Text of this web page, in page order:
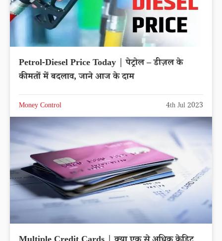
Petrol-Diesel Price Today | पेट्रोल – डीज़ल के
कीमतों में बदलाव, जाने आज के दाम
Money Control 4th Jul 2023